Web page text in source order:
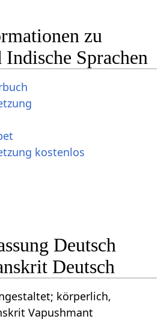
zu
Sprachen
kostenlos
Deutsch
Deutsch
körperlich,
Vapushmant